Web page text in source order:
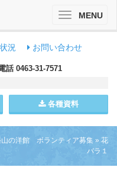
況 お問い合わせ
話 0463-31-7571
各種資料
ToggleMENU
山の洋館 ボランティア募集 » 花
バラ１